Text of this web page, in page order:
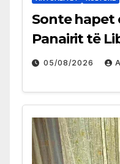
Sonte hapet
Panairit të
05/08/2026